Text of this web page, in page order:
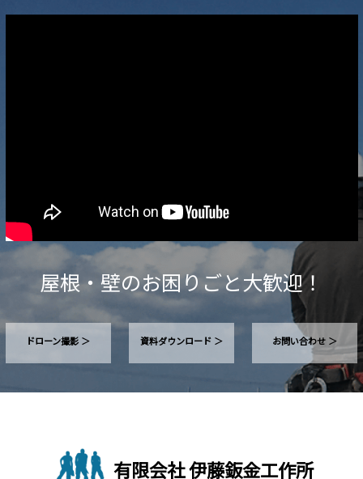
屋根・壁のお困りごと大歓迎！
ドローン撮影 ＞ 資料ダウンロード ＞ お問い合わせ ＞
有限会社 伊藤鈑金工作所